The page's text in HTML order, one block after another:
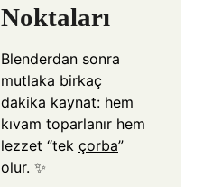
Noktaları
Blenderdan sonra
mutlaka birkaç
dakika kaynat: hem
kıvam toparlanır hem
lezzet “tek çorba”
olur. ✨